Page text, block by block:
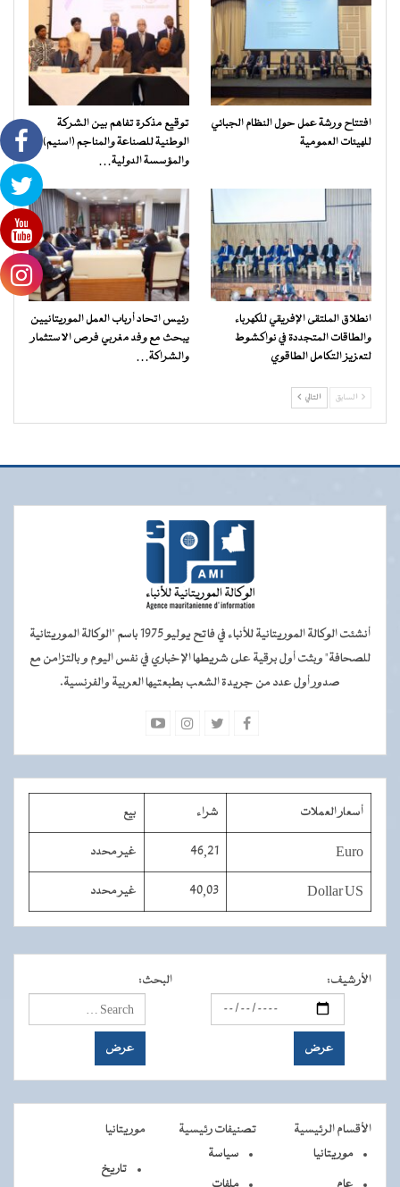
افتتاح ورشة عمل حول النظام الجبائي
للهيئات العمومية
توقيع مذكرة تفاهم بين الشركة
الوطنية للصناعة والمناجم (اسنيم)
والمؤسسة الدولية…
انطلاق الملتقى الإفريقي للكهرباء
والطاقات المتجددة في نواكشوط
لتعزيز التكامل الطاقوي
رئيس اتحاد أرباب العمل الموريتانيين
يبحث مع وفد مغربي فرص الاستثمار
والشراكة…
السابق التالي
أنشئت الوكالة الموريتانية للأنباء في فاتح يوليو 1975 باسم "الوكالة الموريتانية
للصحافة" وبثت أول برقية على شريطها الإخباري في نفس اليوم و بالتزامن مع
صدور أول عدد من جريدة الشعب بطبعتيها العربية والفرنسية.
أسعار العملات شراء بيع
Euro
46,21 غير محدد
Dollar US
40,03 غير محدد
الأرشيف: البحث:
الأقسام الرئيسية تصنيفات رئيسية
موريتانيا
موريتانيا
سياسة
تاريخ